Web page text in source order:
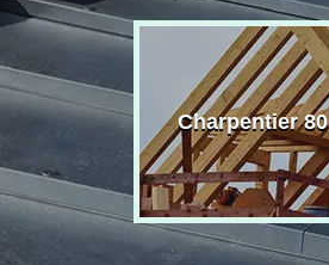
80 Charpentier 80